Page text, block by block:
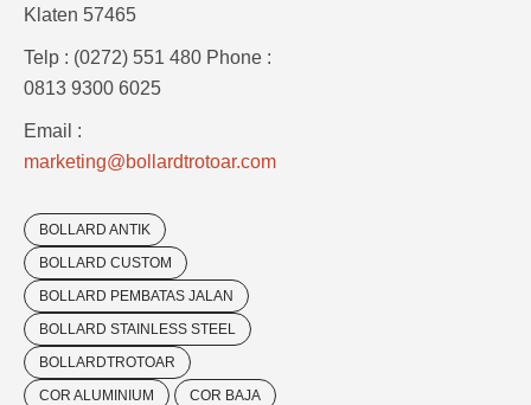
Klaten 57465
Telp : (0272) 551 480 Phone :
0813 9300 6025
Email :
marketing@bollardtrotoar.com
BOLLARD ANTIK
BOLLARD CUSTOM
BOLLARD PEMBATAS JALAN
BOLLARD STAINLESS STEEL
BOLLARDTROTOAR
COR ALUMINIUM
COR BAJA